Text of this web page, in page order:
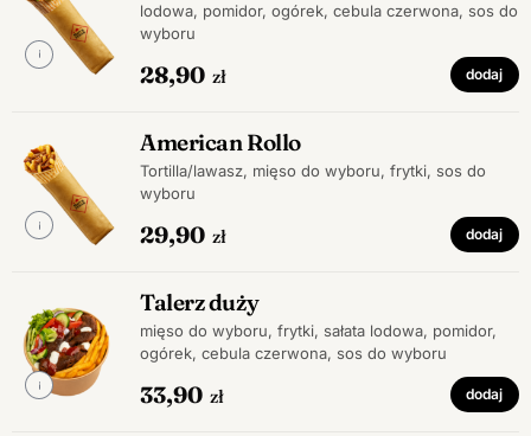
lodowa, pomidor, ogórek, cebula czerwona, sos do
wyboru
28,90 zł dodaj
American Rollo
Tortilla/lawasz, mięso do wyboru, frytki, sos do
wyboru
29,90 zł dodaj
Talerz duży
mięso do wyboru, frytki, sałata lodowa, pomidor,
ogórek, cebula czerwona, sos do wyboru
33,90 zł dodaj